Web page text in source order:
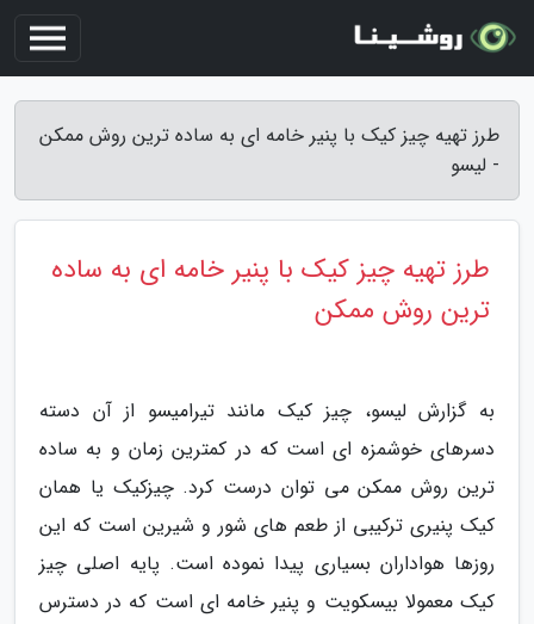
طرز تهیه چیز کیک با پنیر خامه ای به ساده ترین روش ممکن
- لیسو
طرز تهیه چیز کیک با پنیر خامه ای به ساده
ترین روش ممکن
به گزارش لیسو، چیز کیک مانند تیرامیسو از آن دسته
دسرهای خوشمزه ای است که در کمترین زمان و به ساده
ترین روش ممکن می توان درست کرد. چیزکیک یا همان
کیک پنیری ترکیبی از طعم های شور و شیرین است که این
روزها هواداران بسیاری پیدا نموده است. پایه اصلی چیز
کیک معمولا بیسکویت و پنیر خامه ای است که در دسترس